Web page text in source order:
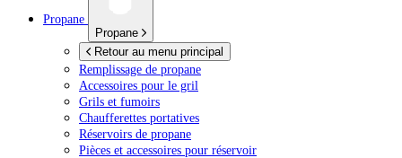
Propane
Propane
Retour au menu principal
Remplissage de propane
Accessoires pour le gril
Grils et fumoirs
Chaufferettes portatives
Réservoirs de propane
Pièces et accessoires pour réservoir